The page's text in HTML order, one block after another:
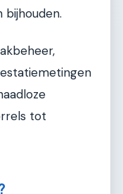
bijhouden.
tot